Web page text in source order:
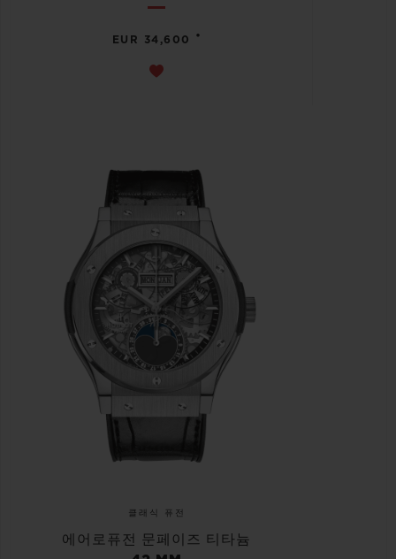
EUR 34,600 •
클래식 퓨전
에어로퓨전 문페이즈 티타늄